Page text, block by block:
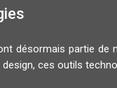
désormais partie de
ces outils